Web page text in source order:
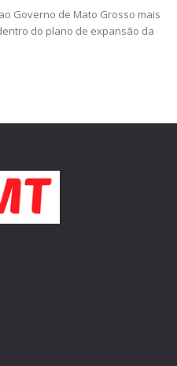
Governo de Mato Grosso mais
do plano de expansão da